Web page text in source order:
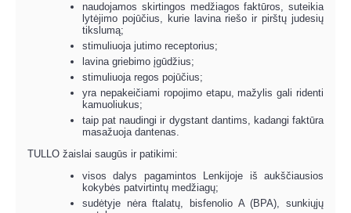
naudojamos skirtingos medžiagos faktūros, suteikia
lytėjimo pojūčius, kurie lavina riešo ir pirštų judesių
tikslumą;
stimuliuoja jutimo receptorius;
lavina griebimo įgūdžius;
stimuliuoja regos pojūčius;
yra nepakeičiami ropojimo etapu, mažylis gali ridenti
kamuoliukus;
taip pat naudingi ir dygstant dantims, kadangi faktūra
masažuoja dantenas.
TULLO žaislai saugūs ir patikimi:
visos dalys pagamintos Lenkijoje iš aukščiausios
kokybės patvirtintų medžiagų;
sudėtyje nėra ftalatų, bisfenolio A (BPA), sunkiųjų